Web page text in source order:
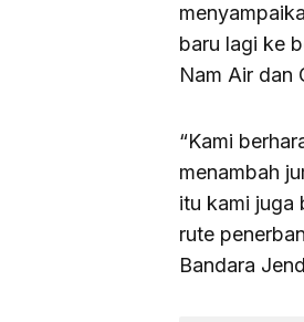
baru lagi ke
Nam Air dan
“Kami
menambah
itu kami juga
rute
Bandara